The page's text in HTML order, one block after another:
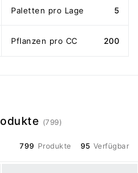
Paletten pro Lage 5
Pflanzen pro CC 200
(799)
799 Produkte 95 Verfügbar